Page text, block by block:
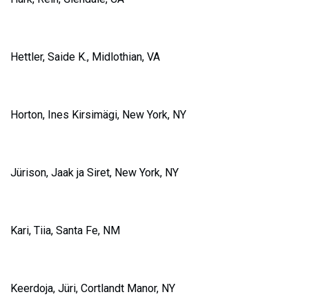
Hettler, Saide K., Midlothian, VA
Horton, Ines Kirsimägi, New York, NY
Jürison, Jaak ja Siret, New York, NY
Kari, Tiia, Santa Fe, NM
Keerdoja, Jüri, Cortlandt Manor, NY